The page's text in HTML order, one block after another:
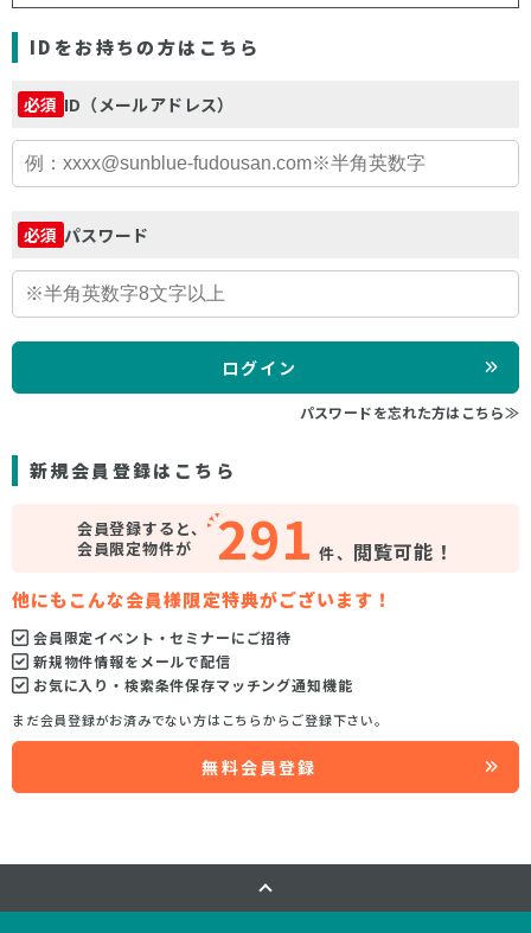
IDをお持ちの方はこちら
必須 ID（メールアドレス）
必須 パスワード
ログイン
パスワードを忘れた方はこちら≫
新規会員登録はこちら
会員登録すると、
会員限定物件が
291 件、 閲覧可能！
他にもこんな会員様限定特典がございます！
会員限定イベント・セミナーにご招待
新規物件情報をメールで配信
お気に入り・検索条件保存マッチング通知機能
まだ会員登録がお済みでない方はこちらからご登録下さい。
無料会員登録